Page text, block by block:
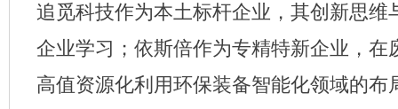
追觅科技作为本土标杆企业，其创新思维
企业学习；依斯倍作为专精特新企业，在
高值资源化利用环保装备智能化领域的布